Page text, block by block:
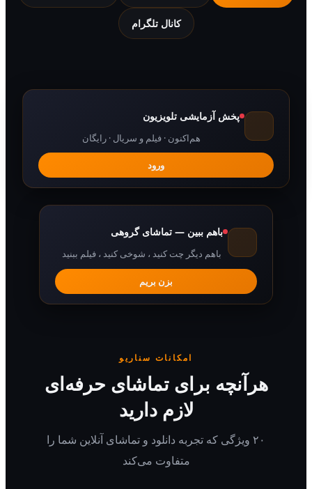
کانال تلگرام
پخش آزمایشی تلویزیون
هم‌اکنون · فیلم و سریال · رایگان
باهم ببین — تماشای گروهی
باهم دیگر چت کنید ، شوخی کنید ، فیلم ببنید
امکانات سناریو
برای تماشای حرفه‌ای
لازم دارید
۲۰ ویژگی که تجربه دانلود و تماشای آنلاین شما را
متفاوت می‌کند